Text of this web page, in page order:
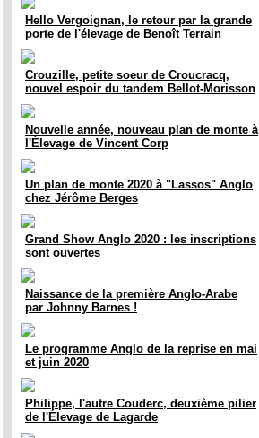
Hello Vergoignan, le retour par la grande
porte de l'élevage de Benoît Terrain
Crouzille, petite soeur de Croucracq,
nouvel espoir du tandem Bellot-Morisson
Nouvelle année, nouveau plan de monte à
l'Élevage de Vincent Corp
Un plan de monte 2020 à "Lassos" Anglo
chez Jérôme Berges
Grand Show Anglo 2020 : les inscriptions
sont ouvertes
Naissance de la première Anglo-Arabe
par Johnny Barnes !
Le programme Anglo de la reprise en mai
et juin 2020
Philippe, l'autre Couderc, deuxième pilier
de l'Élevage de Lagarde